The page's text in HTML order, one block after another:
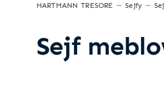
HARTMANN TRESORE Sejfy
Sejf